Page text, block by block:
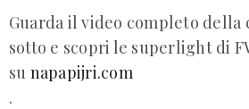
Guarda il video completo della
sotto e scopri le superlight di
su napapijri.com
.